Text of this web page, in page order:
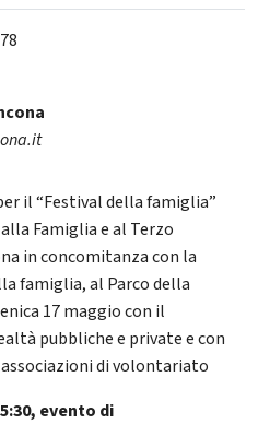
il “Festival della famiglia”
Famiglia e al Terzo
in concomitanza con la
famiglia, al Parco della
17 maggio con il
pubbliche e private e con
di volontariato
evento di